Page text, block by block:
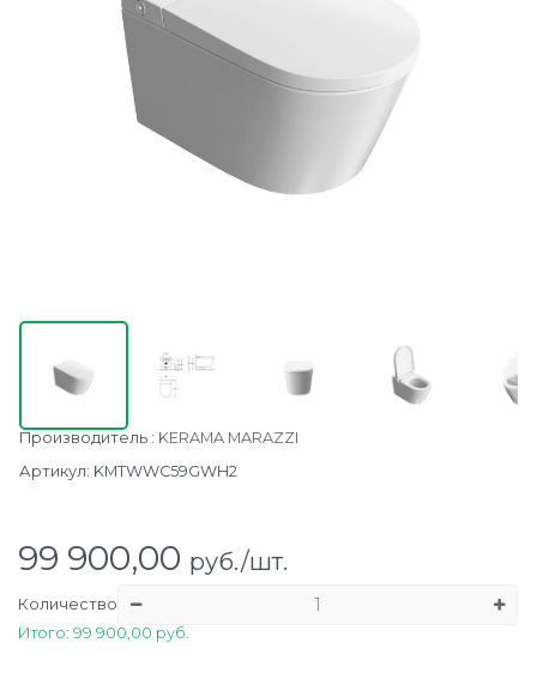
Производитель : KERAMA MARAZZI
Артикул: KMTWWC59GWH2
99 900,00 руб./шт.
Количество
Итого: 99 900,00 руб.